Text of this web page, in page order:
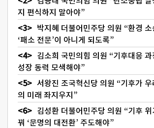
지 편식하지 말아야”
박지혜 더불어민주당 의원 “환경
‘패소 전문’이 아니게 되도록”
김소희 국민의힘 의원 “기후대응
성장 동력 모색해야”
서왕진 조국혁신당 의원 “기후가
의 미래 좌지우지”
김성환 더불어민주당 의원 “기후
꿔 ‘문명의 대전환’ 주도해야”